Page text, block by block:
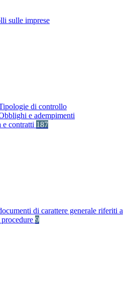
sulle imprese
di controllo
e adempimenti
e contratti 187
di carattere generale riferiti a
9